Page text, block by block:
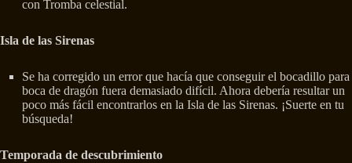
con Tromba celestial.
Isla de las Sirenas
Se ha corregido un error que hacía que conseguir el bocadillo para
boca de dragón fuera demasiado difícil. Ahora debería resultar un
poco más fácil encontrarlos en la Isla de las Sirenas. ¡Suerte en tu
búsqueda!
Temporada de descubrimiento